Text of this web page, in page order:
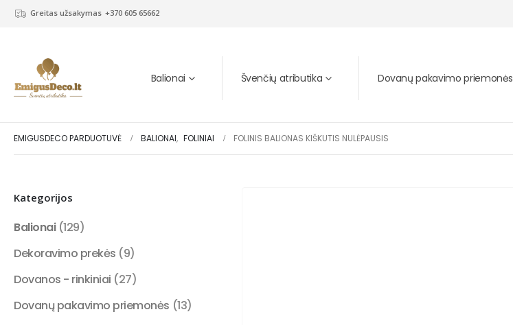
Greitas užsakymas +370 605 65662
Balionai Švenčių atributika Dovanų pakavimo priemonės
EMIGUSDECO PARDUOTUVĖ BALIONAI, FOLINIAI FOLINIS BALIONAS KIŠKUTIS NULĖPAUSIS
Kategorijos
Balionai (129)
Dekoravimo prekės (9)
Dovanos - rinkiniai (27)
Dovanų pakavimo priemonės (13)